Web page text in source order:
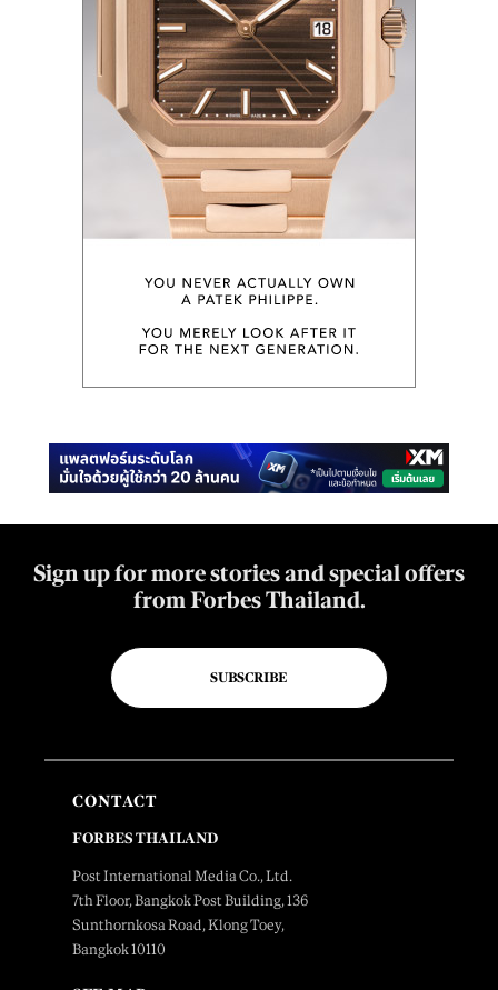
Sign up for more stories and special offers
from Forbes Thailand.
SUBSCRIBE
CONTACT
FORBES THAILAND
Post International Media Co., Ltd.
7th Floor, Bangkok Post Building, 136
Sunthornkosa Road, Klong Toey,
Bangkok 10110